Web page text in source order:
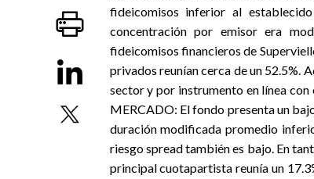
fideicomisos inferior al
concentración por emisor era
fideicomisos financieros de
privados reunían cerca de un 52.5%.
sector y por instrumento en línea
MERCADO: El fondo presenta un
duración modificada promedio
riesgo spread también es bajo. En
principal cuotapartista reunía un